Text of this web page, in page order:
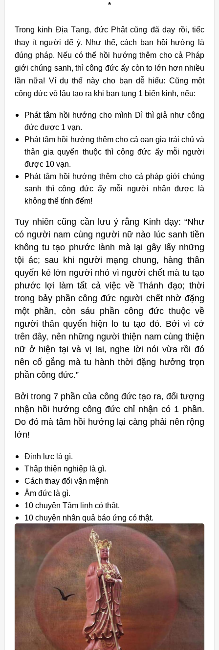
*
Trong kinh Địa Tạng, đức Phật cũng đã dạy rồi, tiếc
thay ít người để ý. Như thế, cách bạn hồi hướng là
đúng pháp. Nếu có thể hồi hướng thêm cho cả Pháp
giới chúng sanh, thì công đức ấy còn to lớn hơn nhiều
lần nữa! Ví dụ thế này cho bạn dễ hiểu: Cũng một
công đức vô lậu tạo ra khi bạn tụng 1 biến kinh, nếu:
Phát tâm hồi hướng cho mình Dì thì giả như công
đức được 1 vạn.
Phát tâm hồi hướng thêm cho cả oan gia trái chủ và
thân gia quyến thuộc thì công đức ấy mỗi người
được 10 vạn.
Phát tâm hồi hướng thêm cho cả pháp giới chúng
sanh thì công đức ấy mỗi người nhận được là
không thể tính đếm!
Tuy nhiên cũng cần lưu ý rằng Kinh dạy: “Như
có người nam cùng người nữ nào lúc sanh tiền
không tu tạo phước lành mà lại gây lấy những
tội ác; sau khi người mạng chung, hàng thân
quyến kẻ lớn người nhỏ vì người chết mà tu tạo
phước lợi làm tất cả việc về Thánh đạo; thời
trong bảy phần công đức người chết nhờ đặng
một phần, còn sáu phần công đức thuộc về
người thân quyến hiện lo tu tạo đó. Bởi vì cớ
trên đây, nên những người thiện nam cùng thiện
nữ ở hiện tại và vị lai, nghe lời nói vừa rồi đó
nên cố gắng mà tu hành thời đặng hưởng trọn
phần công đức.”
Bởi trong 7 phần của công đức tạo ra, đối tượng
nhận hồi hướng công đức chỉ nhận có 1 phần.
Do đó mà tâm hồi hướng lại càng phải nên rộng
lớn!
Định lực là gì.
Thập thiện nghiệp là gì.
Cách thay đổi vận mệnh
Âm đức là gì.
10 chuyện Tâm linh có thật.
10 chuyện nhân quả báo ứng có thật.